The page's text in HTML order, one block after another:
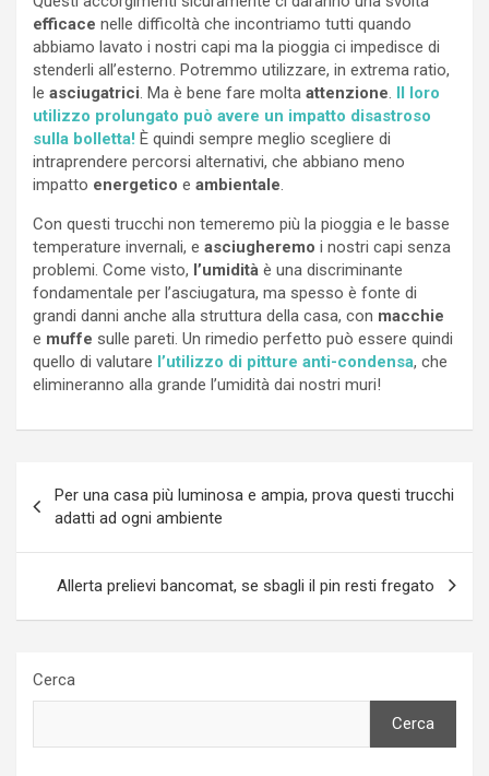
efficace nelle difficoltà che incontriamo tutti quando
abbiamo lavato i nostri capi ma la pioggia ci impedisce di
stenderli all’esterno. Potremmo utilizzare, in extrema ratio,
le asciugatrici. Ma è bene fare molta attenzione. Il loro
utilizzo prolungato può avere un impatto disastroso
sulla bolletta! È quindi sempre meglio scegliere di
intraprendere percorsi alternativi, che abbiano meno
impatto energetico e ambientale.
Con questi trucchi non temeremo più la pioggia e le basse
temperature invernali, e asciugheremo i nostri capi senza
problemi. Come visto, l’umidità è una discriminante
fondamentale per l’asciugatura, ma spesso è fonte di
grandi danni anche alla struttura della casa, con macchie
e muffe sulle pareti. Un rimedio perfetto può essere quindi
quello di valutare l’utilizzo di pitture anti-condensa, che
elimineranno alla grande l’umidità dai nostri muri!
articoli
Per una casa più luminosa e ampia, prova questi trucchi
adatti ad ogni ambiente
Allerta prelievi bancomat, se sbagli il pin resti fregato
Cerca
Cerca